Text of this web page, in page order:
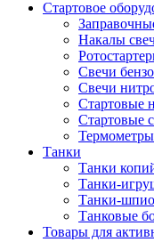
Стартовое
Накалы
Свечи
Свечи
Стартовые
Стартовые
Термометры
Танки
Танки
Танки-
Танки-
Танковые
Товары для